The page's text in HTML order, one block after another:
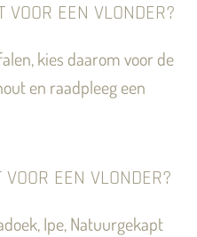
EEN VLONDER?
kies daarom voor de
en raadpleeg een
EEN VLONDER?
Ipe, Natuurgekapt